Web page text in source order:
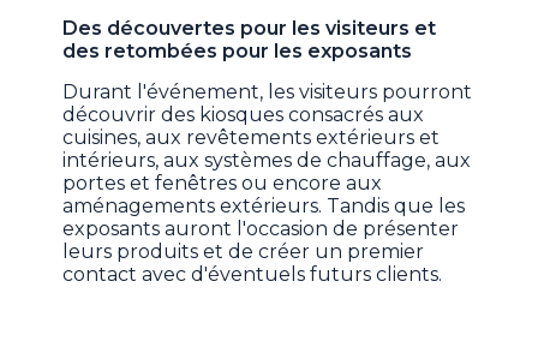
Des découvertes pour les visiteurs et
des retombées pour les exposants
Durant l'événement, les visiteurs pourront
découvrir des kiosques consacrés aux
cuisines, aux revêtements extérieurs et
intérieurs, aux systèmes de chauffage, aux
portes et fenêtres ou encore aux
aménagements extérieurs. Tandis que les
exposants auront l'occasion de présenter
leurs produits et de créer un premier
contact avec d'éventuels futurs clients.